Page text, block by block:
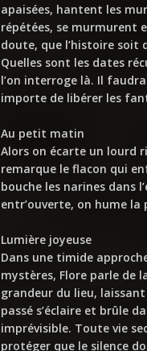
apaisées, hantent les
répétées, se murmurent
doute, que l’histoire soit
Quelles sont les dates
l’on interroge là. Il faudra
importe de libérer les
Au petit matin
Alors on écarte un lourd
remarque le flacon qui
bouche les narines dans
entr’ouverte, on hume
Lumière joyeuse
Dans une timide
mystères, Flore parle de
grandeur du lieu,
passé s’éclaire et brûle
imprévisible. Toute vie
protéger que le silence